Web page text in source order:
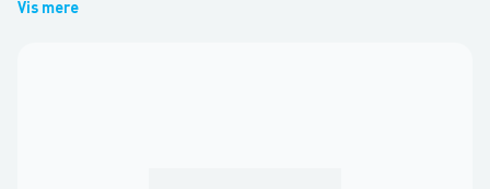
Vis mere